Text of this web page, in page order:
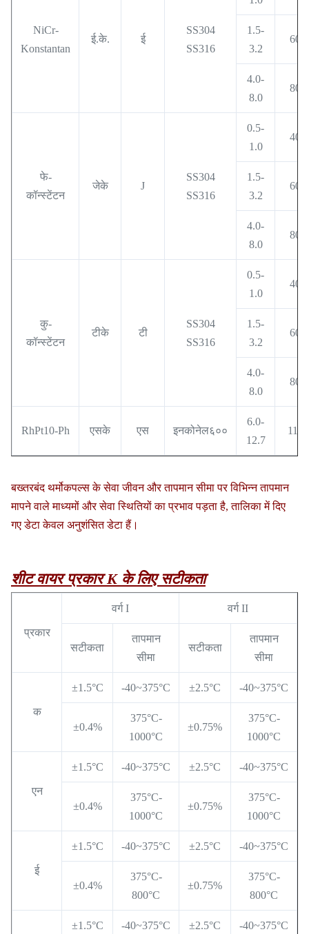
NiCr-
Konstantan
ई.के. ई
SS304
SS316
1.5-
3.2
600
4.0-
8.0
800
फे-
कॉन्स्टेंटन
जेके J
SS304
SS316
0.5-
1.0
400
1.5-
3.2
600
4.0-
8.0
800
कु-
कॉन्स्टेंटन
टीके टी
SS304
SS316
0.5-
1.0
400
1.5-
3.2
600
4.0-
8.0
800
RhPt10-Ph एसके एस इनकोनेल६००
6.0-
12.7
1100
बख्तरबंद थर्मोकपल्स के सेवा जीवन और तापमान सीमा पर विभिन्न तापमान
मापने वाले माध्यमों और सेवा स्थितियों का प्रभाव पड़ता है, तालिका में दिए
गए डेटा केवल अनुशंसित डेटा हैं।
शीट वायर प्रकार K के लिए सटीकता
प्रकार
वर्ग I वर्ग II
सटीकता
तापमान
सीमा
सटीकता
तापमान
सीमा
क
±1.5°C -40~375°C ±2.5°C -40~375°C
±0.4%
375°C-
1000°C
±0.75%
375°C-
1000°C
एन
±1.5°C -40~375°C ±2.5°C -40~375°C
±0.4%
375°C-
1000°C
±0.75%
375°C-
1000°C
ई
±1.5°C -40~375°C ±2.5°C -40~375°C
±0.4%
375°C-
800°C
±0.75%
375°C-
800°C
±1.5°C -40~375°C ±2.5°C -40~375°C